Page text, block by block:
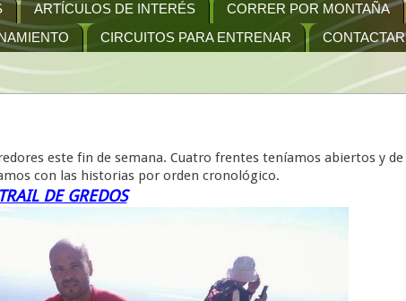
ARTÍCULOS DE INTERÉS CORRER POR MONTAÑA
CIRCUITOS PARA ENTRENAR CONTACTAR
este fin de semana. Cuatro frentes teníamos abiertos y de
con las historias por orden cronológico.
DE GREDOS